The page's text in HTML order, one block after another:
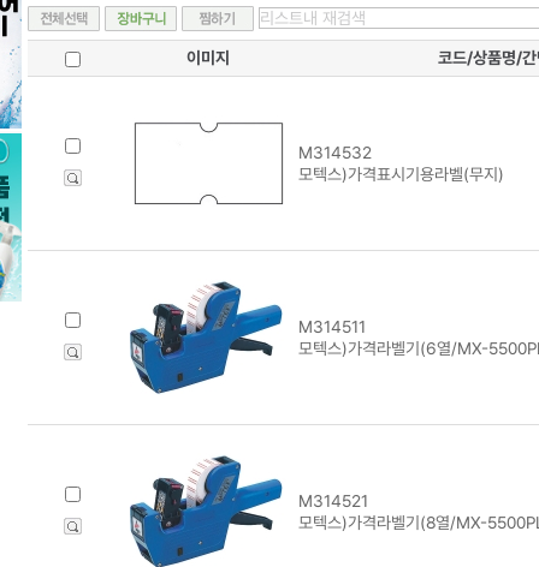
이미지 코드/상품명/간
M314532
모텍스)가격표시기용라벨(무지)
M314511
모텍스)가격라벨기(6열/MX-
M314521
모텍스)가격라벨기(8열/MX-